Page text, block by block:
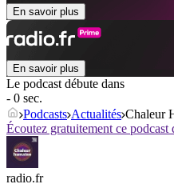
En savoir plus
En savoir plus
Le podcast débute dans
- 0 sec.
Podcasts Actualités Chaleur
Écoutez gratuitement ce podcast
radio.fr